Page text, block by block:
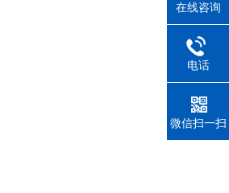
在线咨询
电话
微信扫一扫